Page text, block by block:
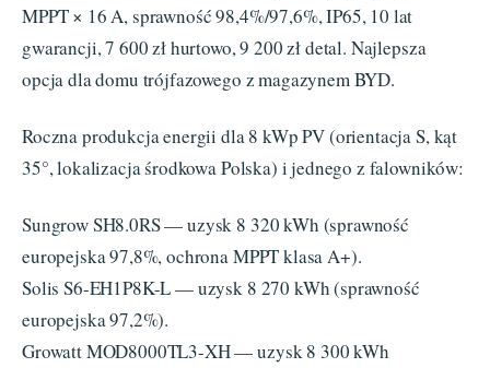
MPPT × 16 A, sprawność 98,4%/97,6%, IP65, 10 lat
gwarancji, 7 600 zł hurtowo, 9 200 zł detal. Najlepsza
opcja dla domu trójfazowego z magazynem BYD.
Roczna produkcja energii dla 8 kWp PV (orientacja S, kąt
35°, lokalizacja środkowa Polska) i jednego z falowników:
Sungrow SH8.0RS — uzysk 8 320 kWh (sprawność
europejska 97,8%, ochrona MPPT klasa A+).
Solis S6-EH1P8K-L — uzysk 8 270 kWh (sprawność
europejska 97,2%).
Growatt MOD8000TL3-XH — uzysk 8 300 kWh